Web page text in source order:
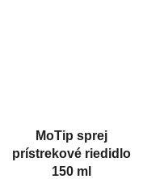
MoTip sprej
prístrekové riedidlo
150 ml